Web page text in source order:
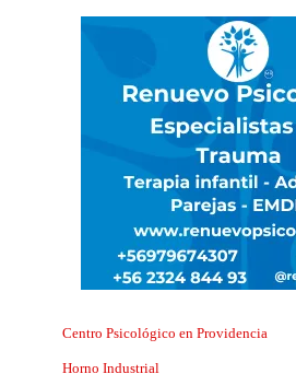
Centro Psicológico en Providencia
Horno Industrial